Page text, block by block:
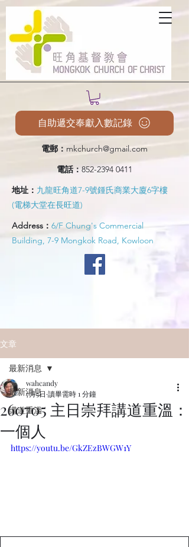
電郵： mkchurch@gmail.com
電話： 852-2394 0411
地址： 九龍旺角道7-9號鍾氏商業大廈6字樓
(電梯大堂在長旺道)
Address： 6/F Chung's Commercial
Building, 7-9 Mongkok Road, Kowloon
自助遞交奉獻入數記錄
文章
最新消息
講道重溫
最新消息
260705 主日崇拜講道重溫：
一個人
wahcandy
7月5日 讀畢需時 1 分鐘
https://youtu.be/GkZEzBWGW1Y